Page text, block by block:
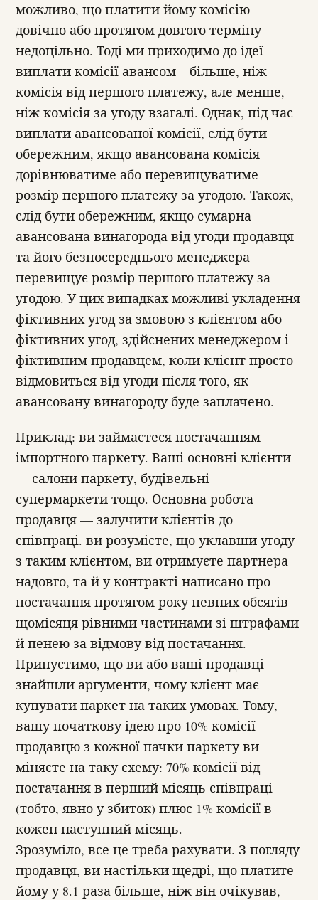
можливо, що платити йому комісію
довічно або протягом довгого терміну
недоцільно. Тоді ми приходимо до ідеї
виплати комісії авансом – більше, ніж
комісія від першого платежу, але менше,
ніж комісія за угоду взагалі. Однак, під час
виплати авансованої комісії, слід бути
обережним, якщо авансована комісія
дорівнюватиме або перевищуватиме
розмір першого платежу за угодою. Також,
слід бути обережним, якщо сумарна
авансована винагорода від угоди продавця
та його безпосереднього менеджера
перевищує розмір першого платежу за
угодою. У цих випадках можливі укладення
фіктивних угод за змовою з клієнтом або
фіктивних угод, здійснених менеджером і
фіктивним продавцем, коли клієнт просто
відмовиться від угоди після того, як
авансовану винагороду буде заплачено.
Приклад: ви займаєтеся постачанням
імпортного паркету. Ваші основні клієнти
— салони паркету, будівельні
супермаркети тощо. Основна робота
продавця — залучити клієнтів до
співпраці. ви розумієте, що уклавши угоду
з таким клієнтом, ви отримуєте партнера
надовго, та й у контракті написано про
постачання протягом року певних обсягів
щомісяця рівними частинами зі штрафами
й пенею за відмову від постачання.
Припустимо, що ви або ваші продавці
знайшли аргументи, чому клієнт має
купувати паркет на таких умовах. Тому,
вашу початкову ідею про 10% комісії
продавцю з кожної пачки паркету ви
міняєте на таку схему: 70% комісії від
постачання в перший місяць співпраці
(тобто, явно у збиток) плюс 1% комісії в
кожен наступний місяць.
Зрозуміло, все це треба рахувати. З погляду
продавця, ви настільки щедрі, що платите
йому у 8.1 раза більше, ніж він очікував,